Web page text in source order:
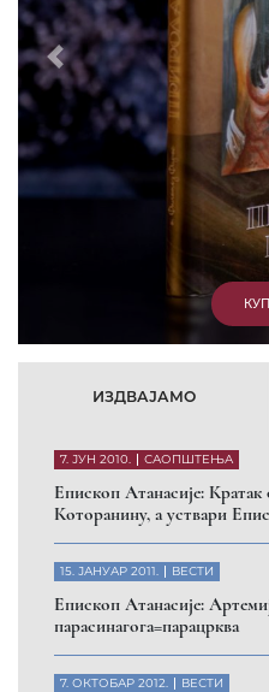
Prethodni
ИЗДВАЈАМО
7. ЈУН 2010. САОПШТЕЊА
Eпископ Атанасије:
Которанину, а уствари
15. ЈАНУАР 2011. ВЕСТИ
Eпископ Атанасије:
парасинагога=парацрква
7. ОКТОБАР 2012. ВЕСТИ